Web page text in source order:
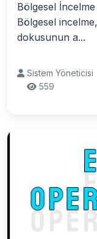
Bölgesel
Bölgesel
dokusunun a...
Sistem Yöneticisi
559